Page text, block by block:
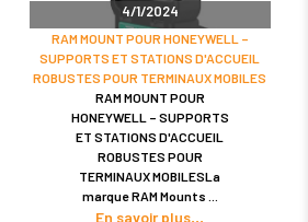
4/1/2024
RAM MOUNT POUR HONEYWELL –
SUPPORTS ET STATIONS D'ACCUEIL
ROBUSTES POUR TERMINAUX MOBILES
RAM MOUNT POUR
HONEYWELL – SUPPORTS
ET STATIONS D'ACCUEIL
ROBUSTES POUR
TERMINAUX MOBILESLa
marque RAM Mounts
En savoir plus